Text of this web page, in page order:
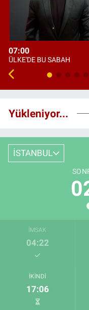
07:00
ÜLKE'DE BU SABAH
Yükleniyor...
İSTANBUL
İMSAK
04:22
İKINDI
17:06